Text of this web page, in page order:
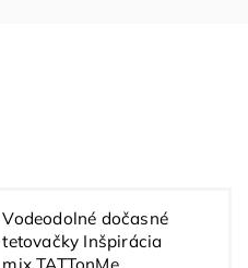
Vodeodolné dočasné
tetovačky Inšpirácia